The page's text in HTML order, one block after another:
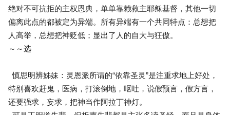
绝对不可抗拒的主权恩典，单单靠赖救主耶稣基督，其他一切
偏离此点的都被定为异端。所有异端有一个共同特点：总想把
人高举，总想把神贬低；显出了人的自大与狂傲。
～～选
慎思明辨姊妹：灵恩派所谓的“依靠圣灵”是注重求地上好处，
特别喜欢赶鬼，医病，打滚倒地，呕吐，说假预言，假方言，
还要强求，妄求，把神当作阿拉丁神灯。